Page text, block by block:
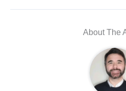
About The